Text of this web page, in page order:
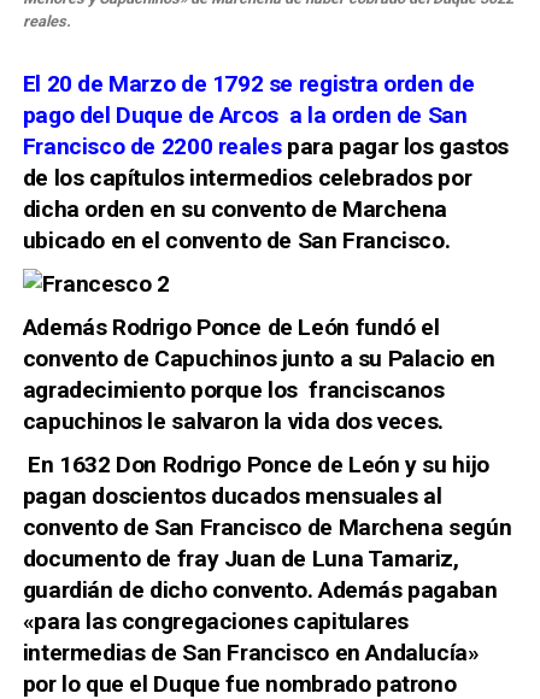
reales.
El 20 de Marzo de 1792 se registra orden de
pago del Duque de Arcos a la orden de San
Francisco de 2200 realespara pagar los gastos
de los capítulos intermedios celebrados por
dicha orden en su convento de Marchena
ubicado en el convento de San Francisco.
Además Rodrigo Ponce de León fundó el
convento de Capuchinos junto a su Palacio en
agradecimiento porque los franciscanos
capuchinos le salvaron la vida dos veces.
En 1632 Don Rodrigo Ponce de León y su hijo
pagan doscientos ducados mensuales al
convento de San Francisco de Marchena según
documento de fray Juan de Luna Tamariz,
guardián de dicho convento. Además pagaban
«para las congregaciones capitulares
intermedias de San Francisco en Andalucía»
por lo que el Duque fue nombrado patrono